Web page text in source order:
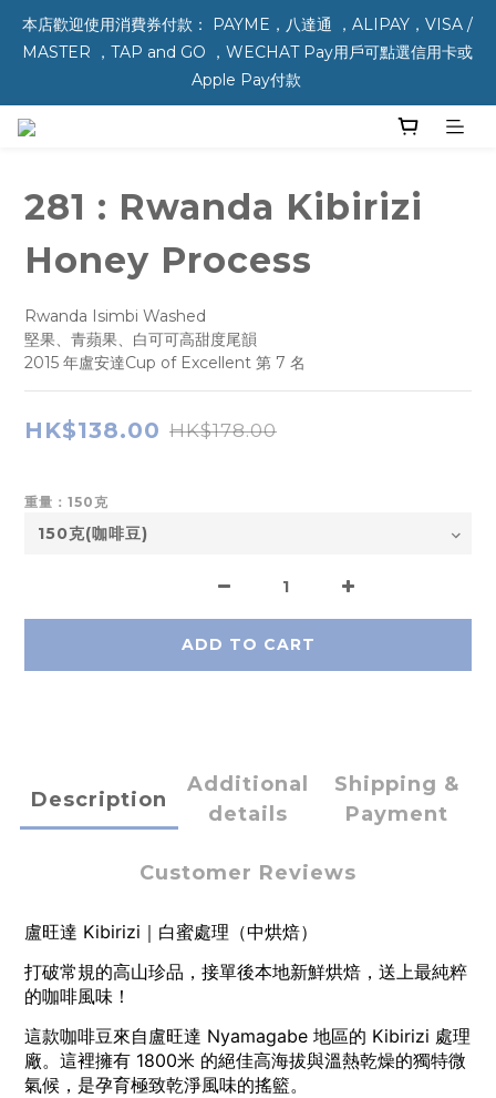
本店歡迎使用消費券付款： PAYME，八達通 ，ALIPAY，VISA /
MASTER ，TAP and GO ，WECHAT Pay用戶可點選信用卡或
Apple Pay付款
281 : Rwanda Kibirizi
Honey Process
Rwanda Isimbi Washed
堅果、青蘋果、白可可高甜度尾韻
2015 年盧安達Cup of Excellent 第 7 名
HK$138.00 HK$178.00
重量：150克
ADD TO CART
Description
Additional
details
Shipping &
Payment
Customer Reviews
盧旺達 Kibirizi｜白蜜處理（中烘焙）
打破常規的高山珍品，接單後本地新鮮烘焙，送上最純粹
的咖啡風味！
這款咖啡豆來自盧旺達 Nyamagabe 地區的 Kibirizi 處理
廠。這裡擁有 1800米 的絕佳高海拔與溫熱乾燥的獨特微
氣候，是孕育極致乾淨風味的搖籃。